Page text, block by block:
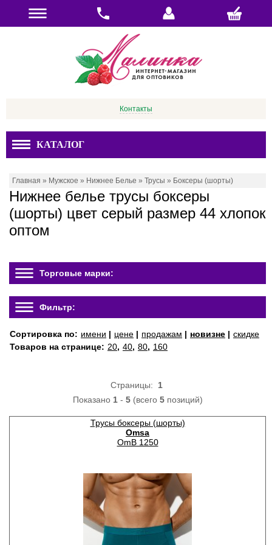
Контакты
КАТАЛОГ
Главная » Мужское » Нижнее Белье » Трусы » Боксеры (шорты)
Нижнее белье трусы боксеры
(шорты) цвет серый размер 44 хлопок
оптом
Торговые марки:
Фильтр:
Сортировка по: имени | цене | продажам | новизне | скидке
Товаров на странице: 20, 40, 80, 160
Страницы: 1
Показано 1- 5(всего 5позиций)
Трусы боксеры (шорты)
Omsa
OmB 1250